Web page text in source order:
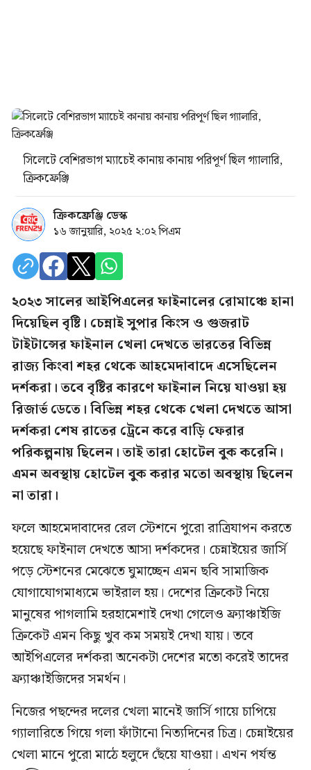
সিলেটে বেশিরভাগ ম্যাচেই কানায় কানায় পরিপূর্ণ ছিল গ্যালারি,
ক্রিকফ্রেঞ্জি
ক্রিকফ্রেঞ্জি ডেস্ক
১৬ জানুয়ারি, ২০২৫ ২:০২ পিএম
২০২৩ সালের আইপিএলের ফাইনালের রোমাঞ্চে হানা
দিয়েছিল বৃষ্টি। চেন্নাই সুপার কিংস ও গুজরাট
টাইটান্সের ফাইনাল খেলা দেখতে ভারতের বিভিন্ন
রাজ্য কিংবা শহর থেকে আহমেদাবাদে এসেছিলেন
দর্শকরা। তবে বৃষ্টির কারণে ফাইনাল নিয়ে যাওয়া হয়
রিজার্ভ ডেতে। বিভিন্ন শহর থেকে খেলা দেখতে আসা
দর্শকরা শেষ রাতের ট্রেনে করে বাড়ি ফেরার
পরিকল্পনায় ছিলেন। তাই তারা হোটেল বুক করেনি।
এমন অবস্থায় হোটেল বুক করার মতো অবস্থায় ছিলেন
না তারা।
ফলে আহমেদাবাদের রেল স্টেশনে পুরো রাত্রিযাপন করতে
হয়েছে ফাইনাল দেখতে আসা দর্শকদের। চেন্নাইয়ের জার্সি
পড়ে স্টেশনের মেঝেতে ঘুমাচ্ছেন এমন ছবি সামাজিক
যোগাযোগমাধ্যমে ভাইরাল হয়। দেশের ক্রিকেট নিয়ে
মানুষের পাগলামি হরহামেশাই দেখা গেলেও ফ্র্যাঞ্চাইজি
ক্রিকেট এমন কিছু খুব কম সময়ই দেখা যায়। তবে
আইপিএলের দর্শকরা অনেকটা দেশের মতো করেই তাদের
ফ্র্যাঞ্চাইজিদের সমর্থন।
নিজের পছন্দের দলের খেলা মানেই জার্সি গায়ে চাপিয়ে
গ্যালারিতে গিয়ে গলা ফাঁটানো নিত্যদিনের চিত্র। চেন্নাইয়ের
খেলা মানে পুরো মাঠে হলুদে ছেঁয়ে যাওয়া। এখন পর্যন্ত